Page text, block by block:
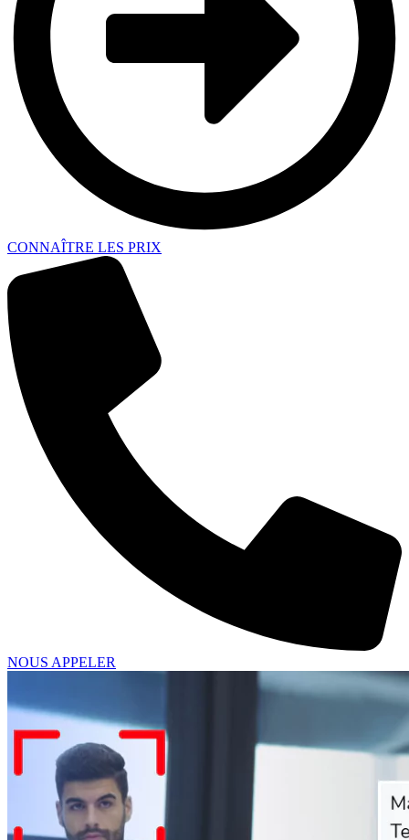
CONNAÎTRE LES PRIX
NOUS APPELER